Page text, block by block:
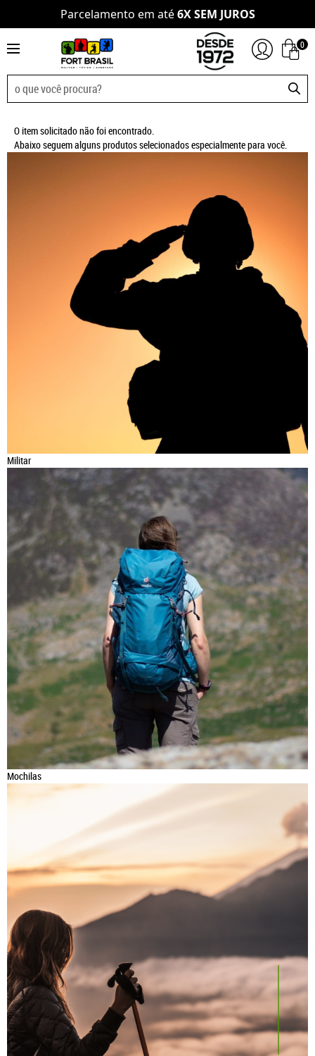
Parcelamento em até6X SEM JUROS
0
O item solicitado não foi encontrado.
Abaixo seguem alguns produtos selecionados especialmente para você.
Militar
Mochilas